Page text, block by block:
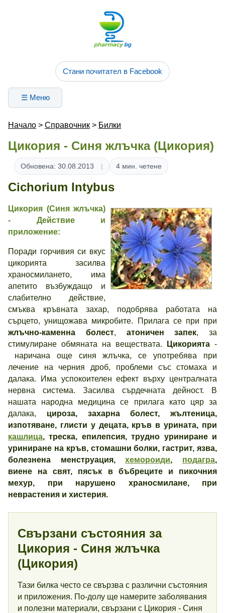
Стани почитател в Facebook
☰ Меню
Начало > Справочник > Билки
Цикория - Синя жлъчка (Цикория)
Обновена: 30.08.2013 4 мин. четене
Cichorium Intybus
Цикория (Синя жлъчка)
- Действие и
приложение:
Поради горчивия си вкус
цикорията засилва
храносмилането, има
апетито възбуждащо и
слабително действие,
смъква кръвната захар, подобрява работата на
сърцето, унищожава микробите. Прилага се при при
жлъчно-каменна болест, атоничен запек, за
стимулиране обмяната на веществата.
Цикорията -
наричана още синя жлъчка, се употребява при
лечение на черния дроб, проблеми със стомаха и
далака. Има успокоителен ефект върху централната
нервна система. Засилва сърдечната дейност. В
нашата народна медицина се прилага като цяр за
далака, цироза, захарна болест, жълтеница,
изпотяване, глисти у децата, кръв в урината, при
кашлица, треска, епилепсия, трудно уриниране и
уриниране на кръв, стомашни болки, гастрит, язва,
болезнена менструация,хемороиди, подагра,
виене на свят, пясък в бъбреците и пикочния
мехур, при нарушено храносмилане, при
неврастения и хистерия.
Свързани състояния за
Цикория - Синя жлъчка
(Цикория)
Тази билка често се свързва с различни състояния
и приложения. По-долу ще намерите заболявания
и полезни материали, свързани с Цикория - Синя